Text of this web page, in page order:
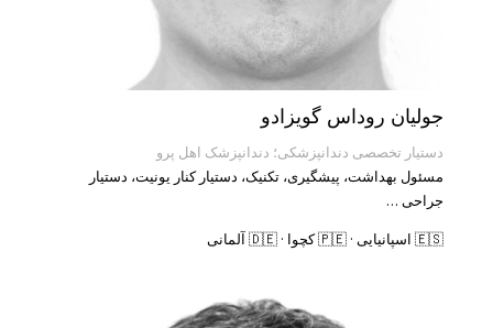
جولیان روداس گویزادو
دستیار تخصصی دندانپزشکی؛ دندانپزشک اهل پرو
مسئول بهداشت، پیشگیری، تکنیک، دستیار کنار یونیت، دستیار
جراحی …
🇪🇸 اسپانیایی · 🇵🇪 کچوا · 🇩🇪 آلمانی